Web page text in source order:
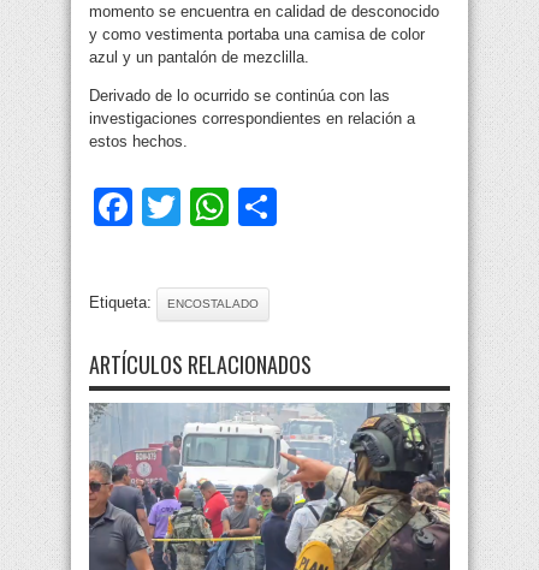
momento se encuentra en calidad de desconocido
y como vestimenta portaba una camisa de color
azul y un pantalón de mezclilla.
Derivado de lo ocurrido se continúa con las
investigaciones correspondientes en relación a
estos hechos.
Facebook
TwitterWhatsApp
Etiqueta: ENCOSTALADO
ARTÍCULOS RELACIONADOS